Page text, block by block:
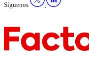
Síguenos